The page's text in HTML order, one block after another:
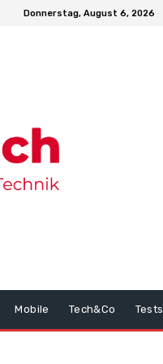
Donnerstag, August 6, 2026
Mobile Tech&Co Tests